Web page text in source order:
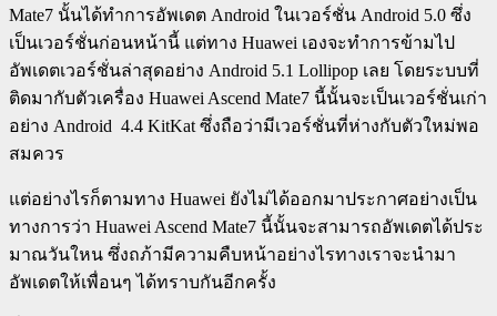
Mate7 นั้นได้ทำการอัพเดต Android ในเวอร์ชั่น Android 5.0 ซึ่ง
เป็นเวอร์ชั่นก่อนหน้านี้ แต่ทาง Huawei เองจะทำการข้ามไป
อัพเดตเวอร์ชั่นล่าสุดอย่าง Android 5.1 Lollipop เลย โดยระบบที่
ติดมากับตัวเครื่อง Huawei Ascend Mate7 นี้นั้นจะเป็นเวอร์ชั่นเก่า
อย่าง Android 4.4 KitKat ซึ่งถือว่ามีเวอร์ชั่นที่ห่างกับตัวใหม่พอ
สมควร
แต่อย่างไรก็ตามทาง Huawei ยังไม่ได้ออกมาประกาศอย่างเป็น
ทางการว่า Huawei Ascend Mate7 นี้นั้นจะสามารถอัพเดตได้ประ
มาณวันใหน ซึ่งถภ้ามีความคืบหน้าอย่างไรทางเราจะนำมา
อัพเดตให้เพื่อนๆ ได้ทราบกันอีกครั้ง